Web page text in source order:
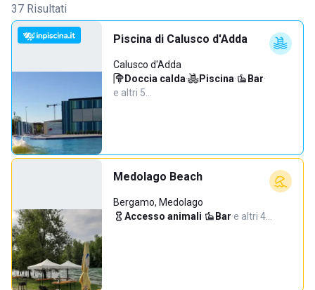
37 Risultati
Piscina di Calusco d'Adda
Calusco d'Adda
Doccia calda· Piscina· Bar·
e altri 5…
Medolago Beach
Bergamo, Medolago
Accesso animali· Bar·e altri 4…